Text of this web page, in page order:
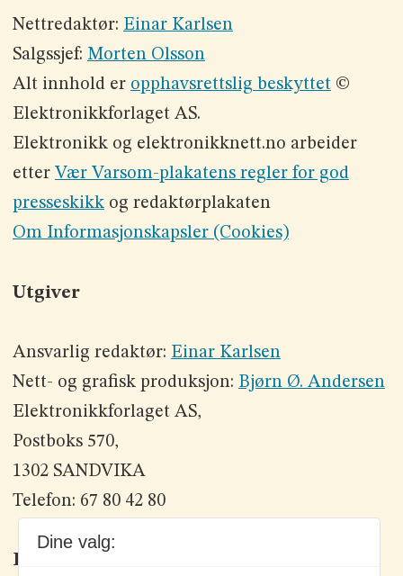
Nettredaktør: Einar Karlsen
Salgssjef: Morten Olsson
Alt innhold er opphavsrettslig beskyttet©
Elektronikkforlaget AS.
Elektronikk og elektronikknett.no arbeider
etter Vær Varsom-plakatens regler for god
presseskikkog redaktørplakaten
Om Informasjonskapsler (Cookies)
Utgiver
Ansvarlig redaktør: Einar Karlsen
Nett- og grafisk produksjon: Bjørn Ø. Andersen
Elektronikkforlaget AS,
Postboks 570,
1302 SANDVIKA
Telefon: 67 80 42 80
Kontakt oss
Dine valg: